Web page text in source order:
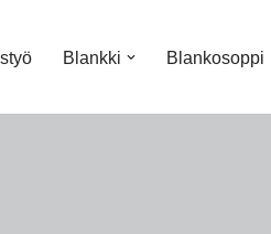
Blankki Blankosoppi